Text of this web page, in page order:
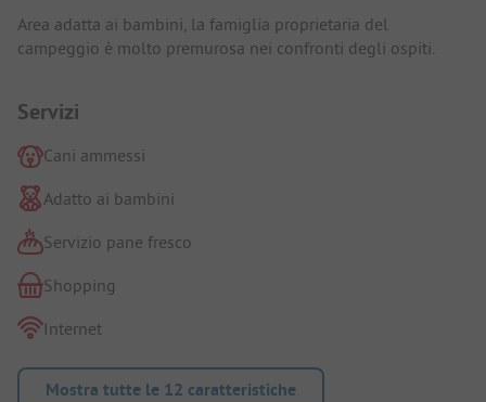
Area adatta ai bambini, la famiglia proprietaria del
campeggio è molto premurosa nei confronti degli ospiti.
Servizi
Cani ammessi
Adatto ai bambini
Servizio pane fresco
Shopping
Internet
Mostra tutte le 12 caratteristiche